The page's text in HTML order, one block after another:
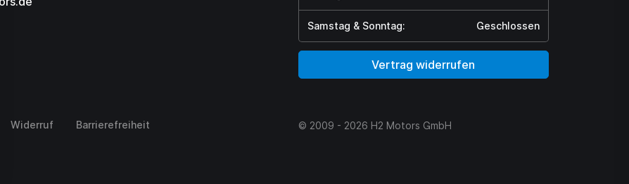
Samstag & Sonntag: Geschlossen
Vertrag widerrufen
Widerruf Barrierefreiheit © 2009 - 2026 H2 Motors GmbH